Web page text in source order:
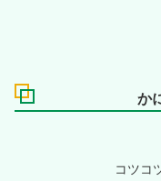
か
コツコ